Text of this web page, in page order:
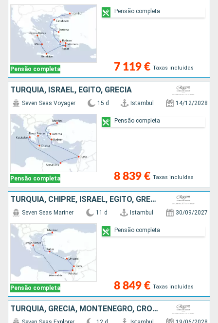
Pensão completa 7 119 € Taxas incluídas
Pensão completa
TURQUIA, ISRAEL, EGITO, GRÉCIA
Pensão completa
Seven Seas Voyager 15 d Istambul 14/12/2028
8 839 € Taxas incluídas
Pensão completa
TURQUIA, CHIPRE, ISRAEL, EGITO, GRÉCIA
Pensão completa
Seven Seas Mariner 11 d Istambul 30/09/2027
8 849 € Taxas incluídas
Pensão completa
TURQUIA, GRÉCIA, MONTENEGRO, CROÁCIA, ITÁLIA